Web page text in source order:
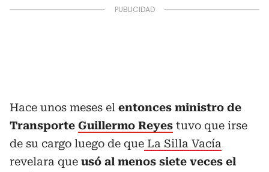
Hace unos meses el entonces ministro de
Transporte Guillermo Reyes tuvo que irse
de su cargo luego de que La Silla Vacía
revelara que usó al menos siete veces el